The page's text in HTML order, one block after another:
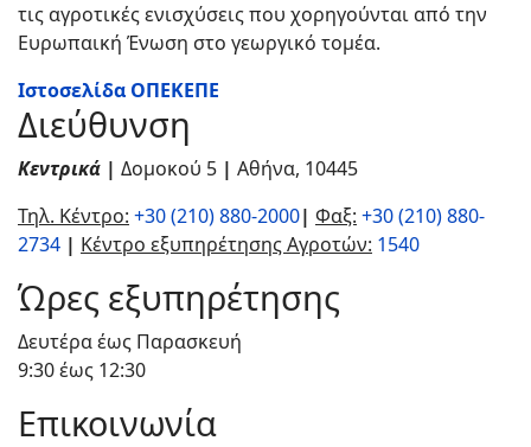
τις αγροτικές ενισχύσεις που χορηγούνται από την
Ευρωπαική Ένωση στο γεωργικό τομέα.
Ιστοσελίδα ΟΠΕΚΕΠΕ
Διεύθυνση
Κεντρικά | Δομοκού 5 | Αθήνα, 10445
Τηλ. Κέντρο: +30 (210) 880-2000| Φαξ: +30 (210) 880-
2734 | Κέντρο εξυπηρέτησης Αγροτών: 1540
Ώρες εξυπηρέτησης
Δευτέρα έως Παρασκευή
9:30 έως 12:30
Επικοινωνία